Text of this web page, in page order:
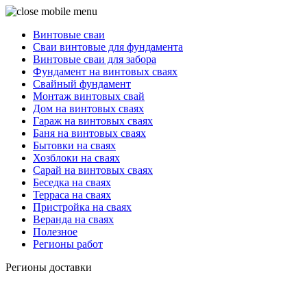
Винтовые сваи
Сваи винтовые для фундамента
Винтовые сваи для забора
Фундамент на винтовых сваях
Свайный фундамент
Монтаж винтовых свай
Дом на винтовых сваях
Гараж на винтовых сваях
Баня на винтовых сваях
Бытовки на сваях
Хозблоки на сваях
Сарай на винтовых сваях
Беседка на сваях
Терраса на сваях
Пристройка на сваях
Веранда на сваях
Полезное
Регионы работ
Регионы доставки